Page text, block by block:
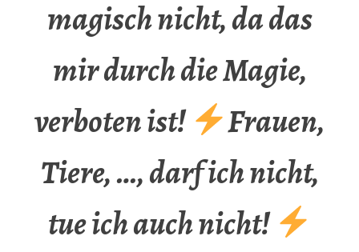
magisch nicht, da das
mir durch die Magie,
verboten ist!
Frauen,
Tiere, …, darf ich nicht,
tue ich auch nicht!